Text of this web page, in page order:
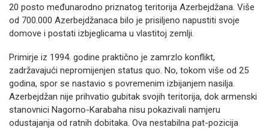
20 posto međunarodno priznatog teritorija Azerbejdžana. Više
od 700.000 Azerbejdžanaca bilo je prisiljeno napustiti svoje
domove i postati izbjeglicama u vlastitoj zemlji.
Primirje iz 1994. godine praktično je zamrzlo konflikt,
zadržavajući nepromijenjen status quo. No, tokom više od 25
godina, spor se nastavio s povremenim izbijanjem nasilja.
Azerbejdžan nije prihvatio gubitak svojih teritorija, dok armenski
stanovnici Nagorno-Karabaha nisu pokazivali namjeru
odustajanja od ratnih dobitaka. Ova nestabilna pat-pozicija